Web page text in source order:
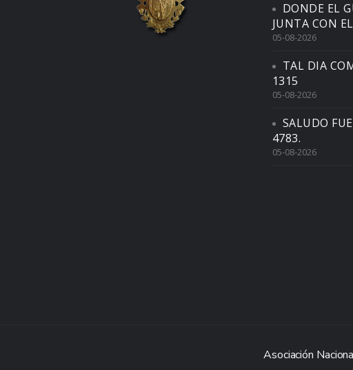
DONDE EL
JUNTA CON
05-08-2026
TAL DIA
1315
05-08-2026
SALUDO
4783.
05-08-2026
Asociación